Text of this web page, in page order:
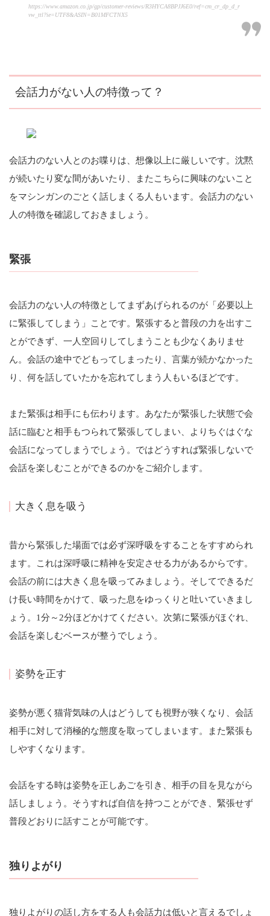
https://www.amazon.co.jp/gp/customer-reviews/R3HYCA8BPJJ6E0/ref=cm_cr_dp_d_r
vw_ttl?ie=UTF8&ASIN=B01MFCTNX5
会話力がない人の特徴って？
会話力のない人とのお喋りは、想像以上に厳しいです。沈黙
が続いたり変な間があいたり、またこちらに興味のないこと
をマシンガンのごとく話しまくる人もいます。会話力のない
人の特徴を確認しておきましょう。
緊張
会話力のない人の特徴としてまずあげられるのが「必要以上
に緊張してしまう」ことです。緊張すると普段の力を出すこ
とができず、一人空回りしてしまうことも少なくありませ
ん。会話の途中でどもってしまったり、言葉が続かなかった
り、何を話していたかを忘れてしまう人もいるほどです。
また緊張は相手にも伝わります。あなたが緊張した状態で会
話に臨むと相手もつられて緊張してしまい、よりちぐはぐな
会話になってしまうでしょう。ではどうすれば緊張しないで
会話を楽しむことができるのかをご紹介します。
大きく息を吸う
昔から緊張した場面では必ず深呼吸をすることをすすめられ
ます。これは深呼吸に精神を安定させる力があるからです。
会話の前には大きく息を吸ってみましょう。そしてできるだ
け長い時間をかけて、吸った息をゆっくりと吐いていきまし
ょう。1分～2分ほどかけてください。次第に緊張がほぐれ、
会話を楽しむベースが整うでしょう。
姿勢を正す
姿勢が悪く猫背気味の人はどうしても視野が狭くなり、会話
相手に対して消極的な態度を取ってしまいます。また緊張も
しやすくなります。
会話をする時は姿勢を正しあごを引き、相手の目を見ながら
話しましょう。そうすれば自信を持つことができ、緊張せず
普段どおりに話すことが可能です。
独りよがり
独りよがりの話し方をする人も会話力は低いと言えるでしょ